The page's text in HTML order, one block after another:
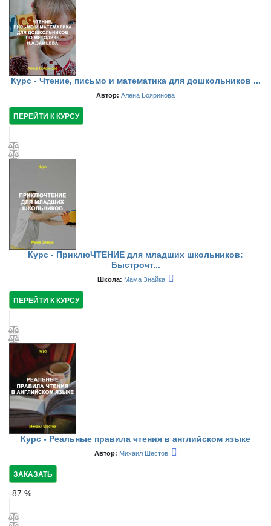
Курс - Чтение, письмо и математика для дошкольников ...
Автор: Алёна Бояринова
ПЕРЕЙТИ К КУРСУ
Курс - ПриклюЧТЕНИЕ для младших школьников:
Быстрочт...
Школа: Мама Знайка
ПЕРЕЙТИ К КУРСУ
Курс - Реальные правила чтения в английском языке
Автор: Михаил Шестов
ЗАКАЗАТЬ
-87 %